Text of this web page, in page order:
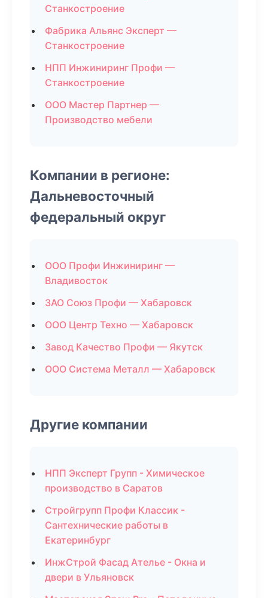
Станкостроение
Фабрика Альянс Эксперт —
Станкостроение
НПП Инжиниринг Профи —
Станкостроение
ООО Мастер Партнер —
Производство мебели
Компании в регионе:
Дальневосточный
федеральный округ
ООО Профи Инжиниринг —
Владивосток
ЗАО Союз Профи — Хабаровск
ООО Центр Техно — Хабаровск
Завод Качество Профи — Якутск
ООО Система Металл — Хабаровск
Другие компании
НПП Эксперт Групп - Химическое
производство в Саратов
Стройгрупп Профи Классик -
Сантехнические работы в
Екатеринбург
ИнжСтрой Фасад Ателье - Окна и
двери в Ульяновск